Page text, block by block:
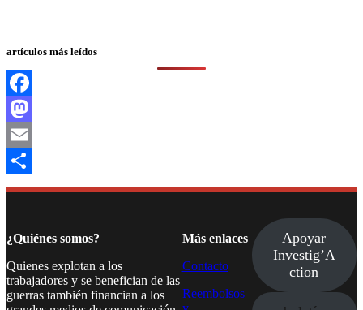
artículos más leídos
Facebook
Mastodon
Email
Compartir
¿Quiénes somos?
Quienes explotan a los
trabajadores y se benefician de las
guerras también financian a los
Más enlaces
Contacto
Reembolsos
Apoyar
Investig’A
ction